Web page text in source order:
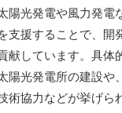
陽光発電や風力発電
支援することで、開
献しています。具体
陽光発電所の建設や
術協力などが挙げら